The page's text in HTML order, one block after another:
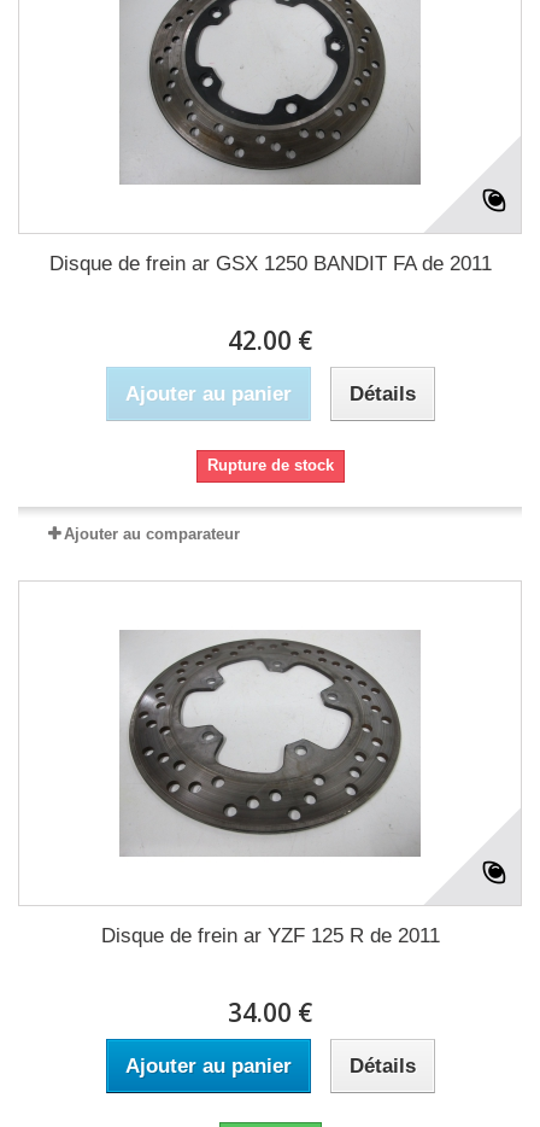
Disque de frein ar GSX 1250 BANDIT FA de 2011
42.00 €
Ajouter au panier Détails
Rupture de stock
Ajouter au comparateur
Disque de frein ar YZF 125 R de 2011
34.00 €
Ajouter au panier Détails